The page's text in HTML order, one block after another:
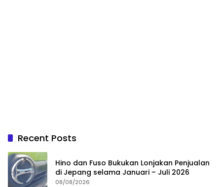
Recent Posts
Hino dan Fuso Bukukan Lonjakan Penjualan
di Jepang selama Januari – Juli 2026
08/08/2026